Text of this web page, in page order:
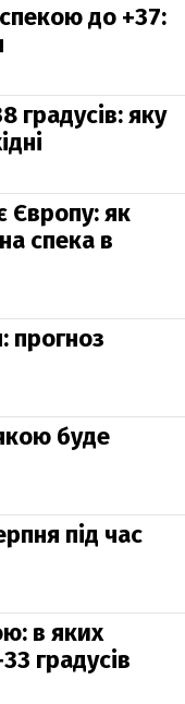
до +37:
градусів: яку
Європу: як
спека в
прогноз
буде
під час
в яких
градусів